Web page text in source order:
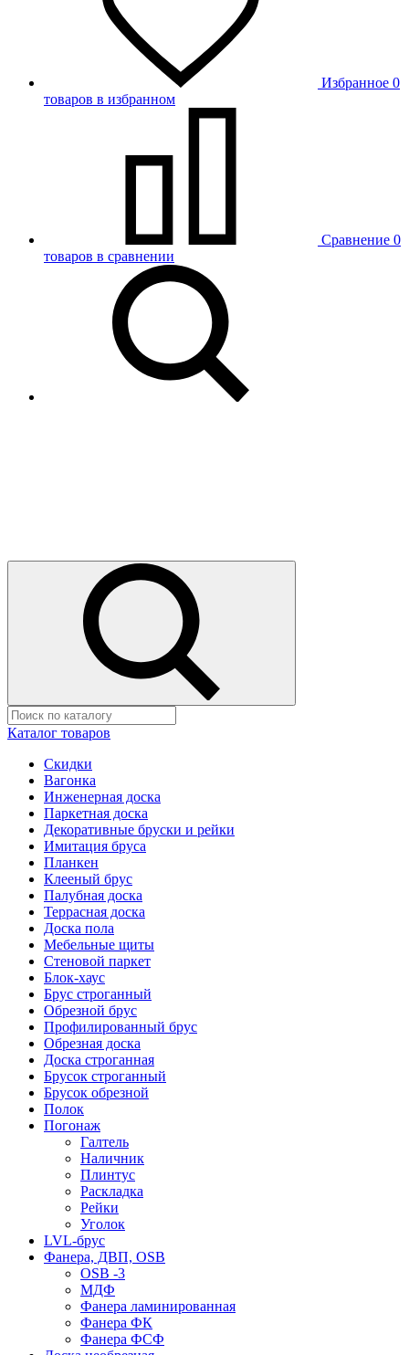
Избранное 0
товаров в избранном
Сравнение 0
товаров в сравнении
Каталог товаров
Скидки
Вагонка
Инженерная доска
Паркетная доска
Декоративные бруски и рейки
Имитация бруса
Планкен
Клееный брус
Палубная доска
Террасная доска
Доска пола
Мебельные щиты
Стеновой паркет
Блок-хаус
Брус строганный
Обрезной брус
Профилированный брус
Обрезная доска
Доска строганная
Брусок строганный
Брусок обрезной
Полок
Погонаж
Галтель
Наличник
Плинтус
Раскладка
Рейки
Уголок
LVL-брус
Фанера, ДВП, OSB
OSB -3
МДФ
Фанера ламинированная
Фанера ФК
Фанера ФСФ